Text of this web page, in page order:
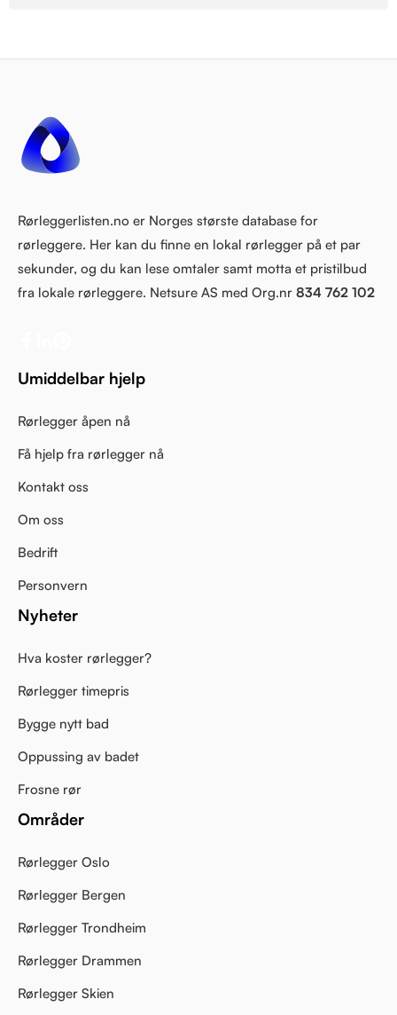
Rørleggerlisten.no er Norges største database for
rørleggere. Her kan du finne en lokal rørlegger på et par
sekunder, og du kan lese omtaler samt motta et pristilbud
fra lokale rørleggere. Netsure AS med Org.nr 834 762 102
Umiddelbar hjelp
Rørlegger åpen nå
Få hjelp fra rørlegger nå
Kontakt oss
Om oss
Bedrift
Personvern
Nyheter
Hva koster rørlegger?
Rørlegger timepris
Bygge nytt bad
Oppussing av badet
Frosne rør
Områder
Rørlegger Oslo
Rørlegger Bergen
Rørlegger Trondheim
Rørlegger Drammen
Rørlegger Skien